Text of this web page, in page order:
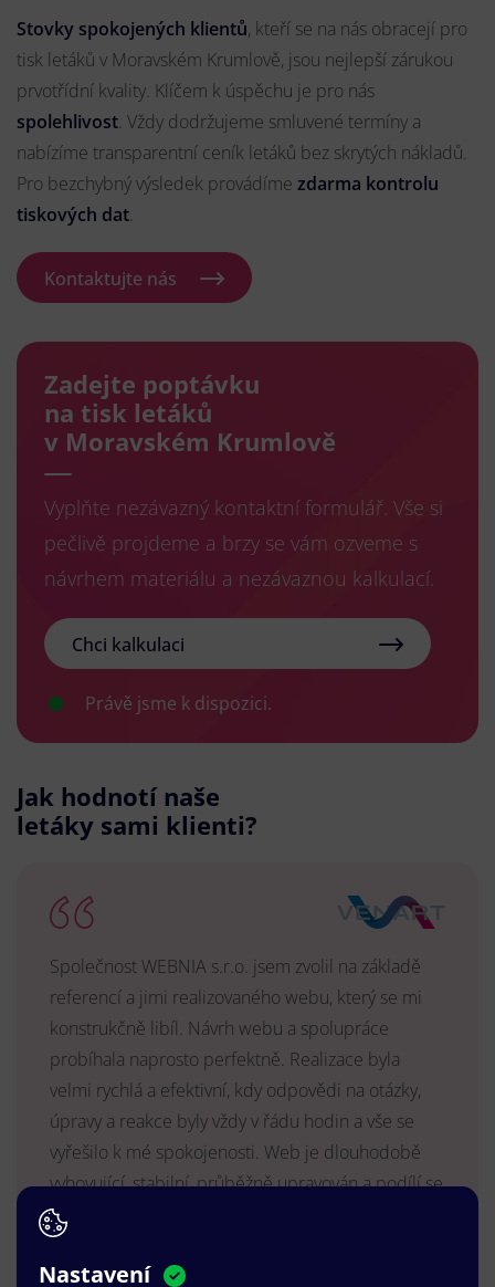
Stovky spokojených klientů, kteří se na nás obracejí pro
tisk letáků v Moravském Krumlově, jsou nejlepší zárukou
prvotřídní kvality. Klíčem k úspěchu je pro nás
spolehlivost. Vždy dodržujeme smluvené termíny a
nabízíme transparentní ceník letáků bez skrytých nákladů.
Pro bezchybný výsledek provádíme zdarma kontrolu
tiskových dat.
Kontaktujte nás
Zadejte poptávku
na tisk letáků
v Moravském Krumlově
Vyplňte nezávazný kontaktní formulář. Vše si
pečlivě projdeme a brzy se vám ozveme s
návrhem materiálu a nezávaznou kalkulací.
Chci kalkulaci
Právě jsme k dispozici.
Jak hodnotí naše
letáky sami klienti?
Společnost WEBNIA s.r.o. jsem zvolil na základě
referencí a jimi realizovaného webu, který se mi
konstrukčně libíl. Návrh webu a spolupráce
probíhala naprosto perfektně. Realizace byla
velmi rychlá a efektivní, kdy odpovědi na otázky,
úpravy a reakce byly vždy v řádu hodin a vše se
vyřešilo k mé spokojenosti. Web je dlouhodobě
vyhovující, stabilní, průběžně upravován a podílí se
na pozitivním vnímání naší značky.
MUDr. Radek Vyšohlíd
Nastavení